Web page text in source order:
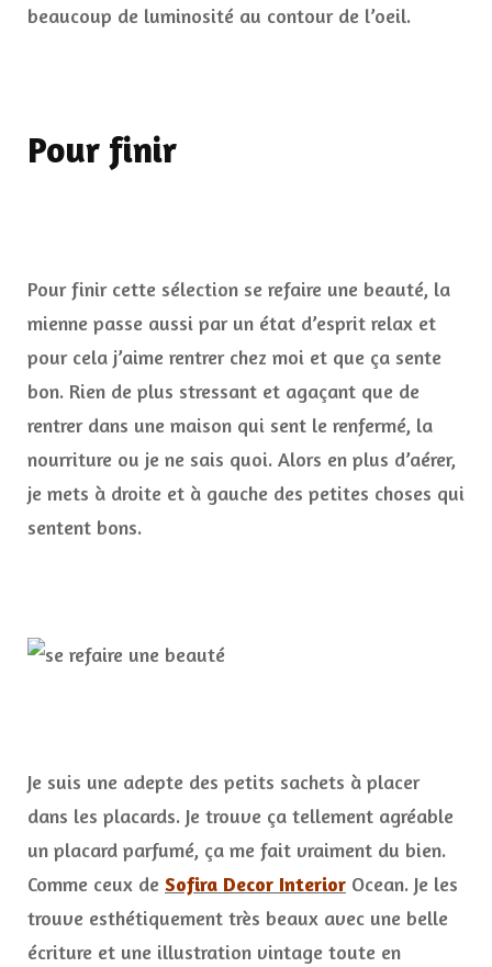
beaucoup de luminosité au contour de l’oeil.
Pour finir
Pour finir cette sélection se refaire une beauté, la
mienne passe aussi par un état d’esprit relax et
pour cela j’aime rentrer chez moi et que ça sente
bon. Rien de plus stressant et agaçant que de
rentrer dans une maison qui sent le renfermé, la
nourriture ou je ne sais quoi. Alors en plus d’aérer,
je mets à droite et à gauche des petites choses qui
sentent bons.
Je suis une adepte des petits sachets à placer
dans les placards. Je trouve ça tellement agréable
un placard parfumé, ça me fait vraiment du bien.
Comme ceux de Sofira Decor Interior Ocean. Je les
trouve esthétiquement très beaux avec une belle
écriture et une illustration vintage toute en